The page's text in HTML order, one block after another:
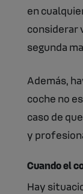
en
considerar
segunda
Además,
coche no
caso de
y
Cuando el
Hay